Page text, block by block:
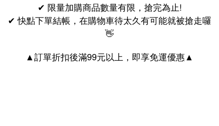
✔ 限量加購商品數量有限，搶完為止!
✔快點下單結帳，在購物車待太久有可能就被搶走囉
👋
▲訂單折扣後滿99元以上，即享免運優惠▲